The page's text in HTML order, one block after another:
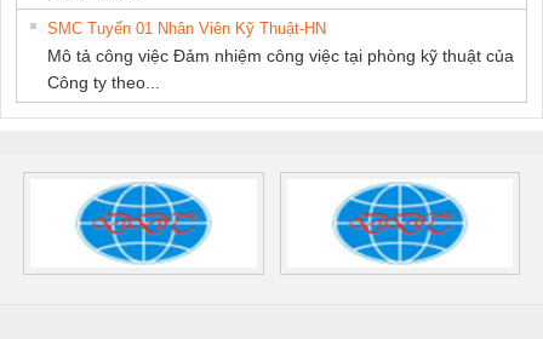
SMC Tuyển 01 Nhân Viên Kỹ Thuật-HN
Mô tả công việc Đảm nhiệm công việc tại phòng kỹ thuật của
Công ty theo...